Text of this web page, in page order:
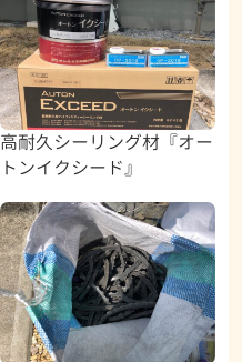
高耐久シーリング材『オー
トンイクシード』